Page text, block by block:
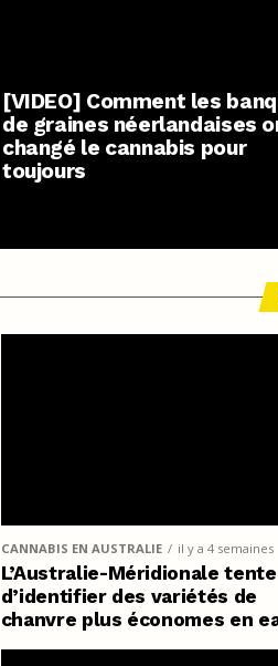
[VIDEO] Comment les
de graines néerlandaises
changé le cannabis pour
toujours
CANNABIS EN AUSTRALIE il y a 4 semaines
L’Australie-Méridionale tente
d’identifier des variétés de
chanvre plus économes en